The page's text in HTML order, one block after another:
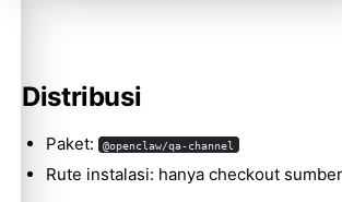
Distribusi
Paket: @openclaw/qa-channel
Rute instalasi: hanya checkout sumber